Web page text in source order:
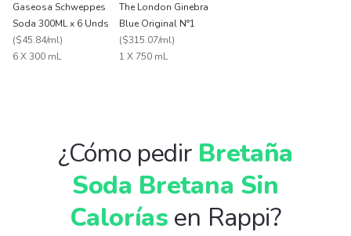
Gaseosa Schweppes
Soda 300ML x 6 Unds
($45.84/ml)
6 X 300 mL
The London Ginebra
Blue Original N°1
($315.07/ml)
1 X 750 mL
¿Cómo pedir Bretaña
Soda Bretana Sin
Calorías en Rappi?